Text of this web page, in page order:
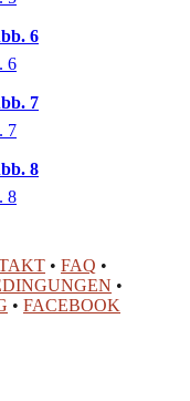
6
7
8
• FAQ •
•
• FACEBOOK